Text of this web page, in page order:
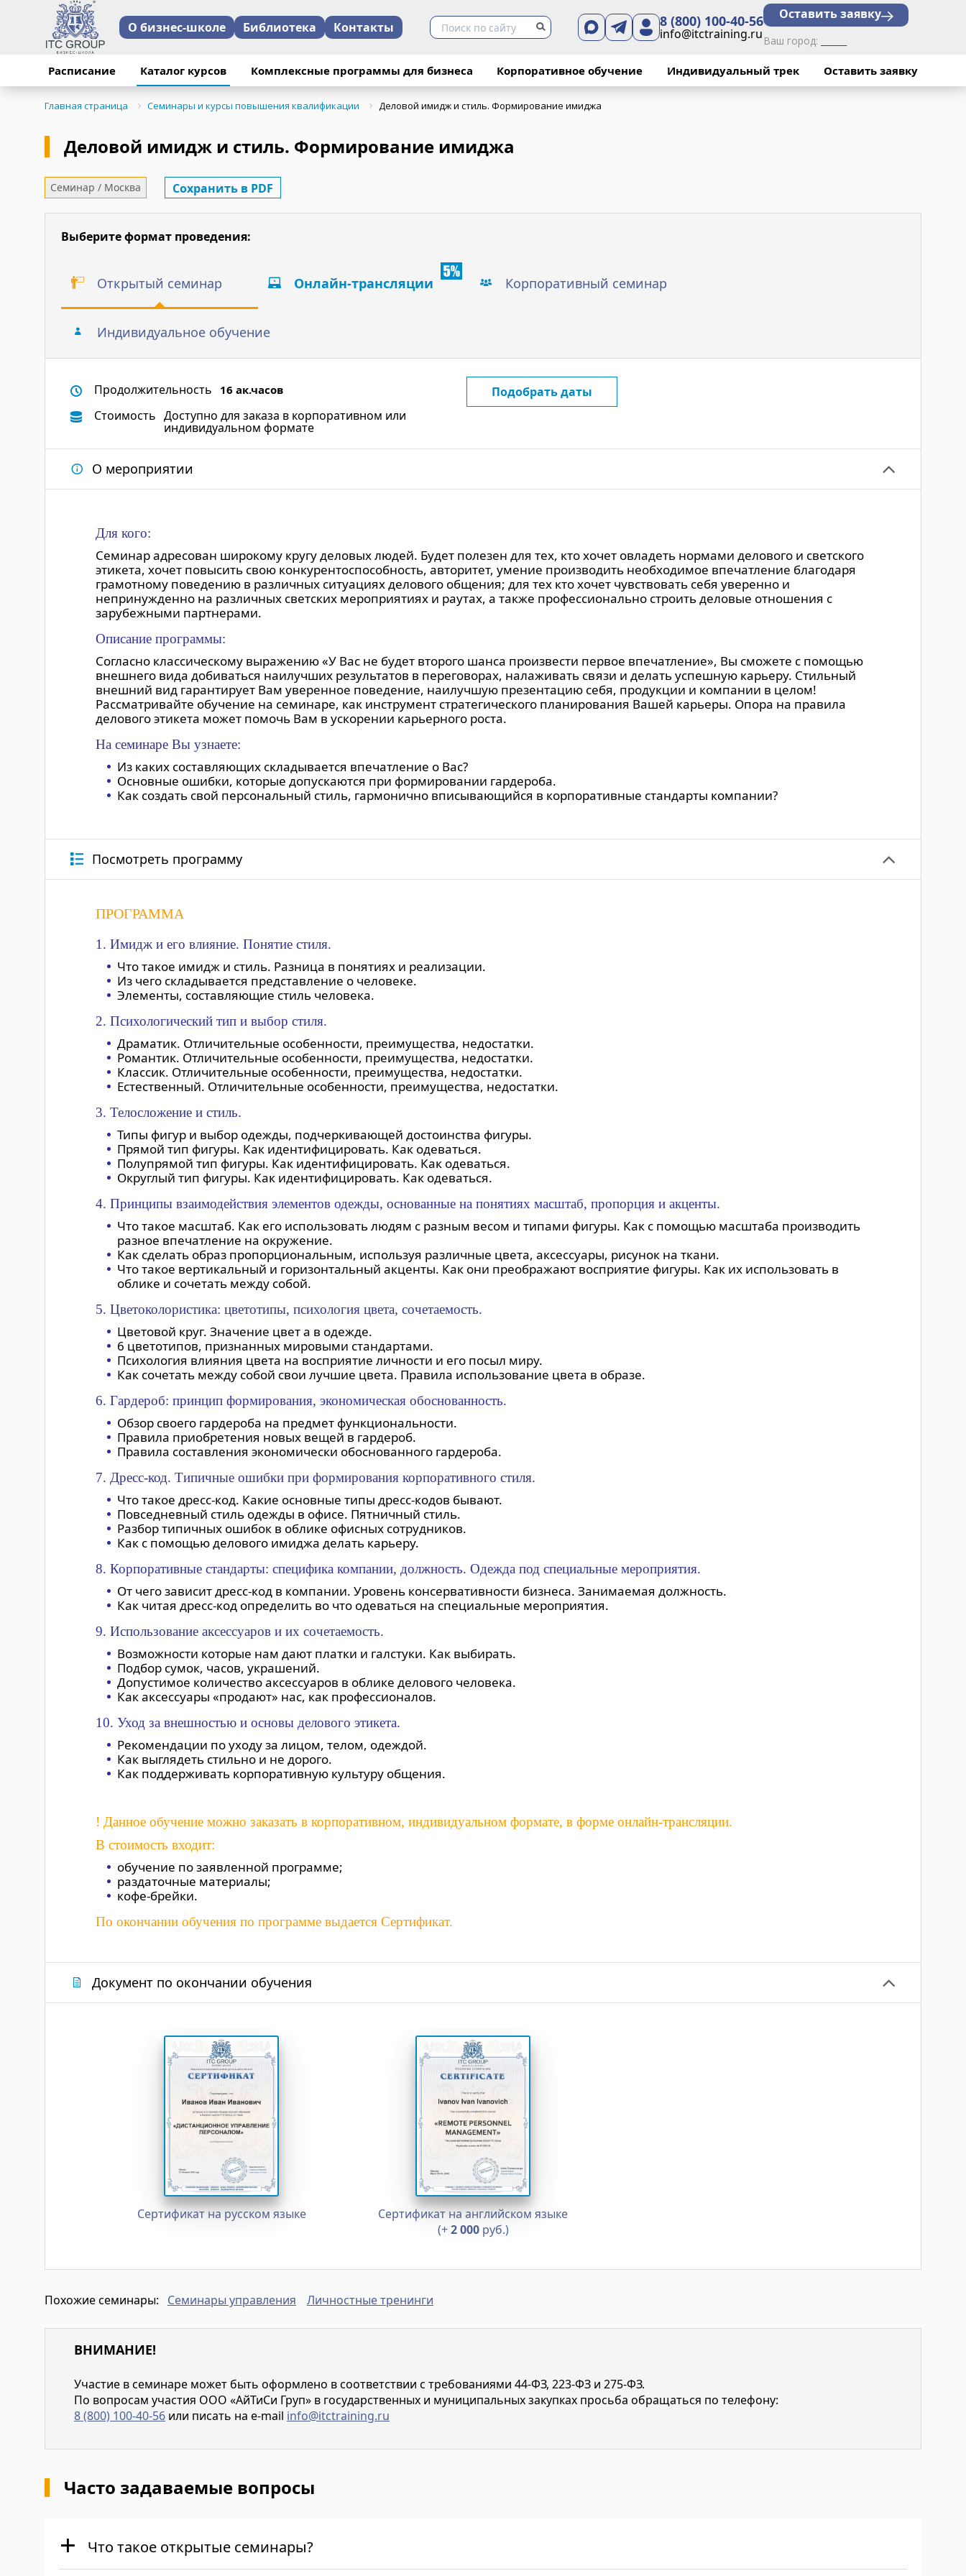
О бизнес-школе Библиотека Контакты 8 (800) 100-40-56
info@itctraining.ru
Оставить заявку
Ваш город:
Расписание Каталог курсов Комплексные программы для бизнеса Корпоративное обучение Индивидуальный трек Оставить заявку
Главная страница Семинары и курсы повышения квалификации Деловой имидж и стиль. Формирование имиджа
Деловой имидж и стиль. Формирование имиджа
Семинар / Москва Сохранить в PDF
Выберите формат проведения:
Открытый семинар Онлайн-трансляции Корпоративный семинар
Индивидуальное обучение
Продолжительность 16 ак.часов
Стоимость Доступно для заказа в корпоративном или
индивидуальном формате
Подобрать даты
О мероприятии
Для кого:
Семинар адресован широкому кругу деловых людей. Будет полезен для тех, кто хочет овладеть нормами делового и светского
этикета, хочет повысить свою конкурентоспособность, авторитет, умение производить необходимое впечатление благодаря
грамотному поведению в различных ситуациях делового общения; для тех кто хочет чувствовать себя уверенно и
непринужденно на различных светских мероприятиях и раутах, а также профессионально строить деловые отношения с
зарубежными партнерами.
Описание программы:
Согласно классическому выражению «У Вас не будет второго шанса произвести первое впечатление», Вы сможете с помощью
внешнего вида добиваться наилучших результатов в переговорах, налаживать связи и делать успешную карьеру. Стильный
внешний вид гарантирует Вам уверенное поведение, наилучшую презентацию себя, продукции и компании в целом!
Рассматривайте обучение на семинаре, как инструмент стратегического планирования Вашей карьеры. Опора на правила
делового этикета может помочь Вам в ускорении карьерного роста.
На семинаре Вы узнаете:
Из каких составляющих складывается впечатление о Вас?
Основные ошибки, которые допускаются при формировании гардероба.
Как создать свой персональный стиль, гармонично вписывающийся в корпоративные стандарты компании?
Посмотреть программу
ПРОГРАММА
1. Имидж и его влияние. Понятие стиля.
Что такое имидж и стиль. Разница в понятиях и реализации.
Из чего складывается представление о человеке.
Элементы, составляющие стиль человека.
2. Психологический тип и выбор стиля.
Драматик. Отличительные особенности, преимущества, недостатки.
Романтик. Отличительные особенности, преимущества, недостатки.
Классик. Отличительные особенности, преимущества, недостатки.
Естественный. Отличительные особенности, преимущества, недостатки.
3. Телосложение и стиль.
Типы фигур и выбор одежды, подчеркивающей достоинства фигуры.
Прямой тип фигуры. Как идентифицировать. Как одеваться.
Полупрямой тип фигуры. Как идентифицировать. Как одеваться.
Округлый тип фигуры. Как идентифицировать. Как одеваться.
4. Принципы взаимодействия элементов одежды, основанные на понятиях масштаб, пропорция и акценты.
Что такое масштаб. Как его использовать людям с разным весом и типами фигуры. Как с помощью масштаба производить
разное впечатление на окружение.
Как сделать образ пропорциональным, используя различные цвета, аксессуары, рисунок на ткани.
Что такое вертикальный и горизонтальный акценты. Как они преображают восприятие фигуры. Как их использовать в
облике и сочетать между собой.
5. Цветоколористика: цветотипы, психология цвета, сочетаемость.
Цветовой круг. Значение цвет а в одежде.
6 цветотипов, признанных мировыми стандартами.
Психология влияния цвета на восприятие личности и его посыл миру.
Как сочетать между собой свои лучшие цвета. Правила использование цвета в образе.
6. Гардероб: принцип формирования, экономическая обоснованность.
Обзор своего гардероба на предмет функциональности.
Правила приобретения новых вещей в гардероб.
Правила составления экономически обоснованного гардероба.
7. Дресс-код. Типичные ошибки при формирования корпоративного стиля.
Что такое дресс-код. Какие основные типы дресс-кодов бывают.
Повседневный стиль одежды в офисе. Пятничный стиль.
Разбор типичных ошибок в облике офисных сотрудников.
Как с помощью делового имиджа делать карьеру.
8. Корпоративные стандарты: специфика компании, должность. Одежда под специальные мероприятия.
От чего зависит дресс-код в компании. Уровень консервативности бизнеса. Занимаемая должность.
Как читая дресс-код определить во что одеваться на специальные мероприятия.
9. Использование аксессуаров и их сочетаемость.
Возможности которые нам дают платки и галстуки. Как выбирать.
Подбор сумок, часов, украшений.
Допустимое количество аксессуаров в облике делового человека.
Как аксессуары «продают» нас, как профессионалов.
10. Уход за внешностью и основы делового этикета.
Рекомендации по уходу за лицом, телом, одеждой.
Как выглядеть стильно и не дорого.
Как поддерживать корпоративную культуру общения.
! Данное обучение можно заказать в корпоративном, индивидуальном формате, в форме онлайн-трансляции.
В стоимость входит:
обучение по заявленной программе;
раздаточные материалы;
кофе-брейки.
По окончании обучения по программе выдается Сертификат.
Документ по окончании обучения
Сертификат на русском языке
Сертификат на английском языке
(+2 000руб.)
Похожие семинары: Семинары управления Личностные тренинги
ВНИМАНИЕ!
Участие в семинаре может быть оформлено в соответствии с требованиями 44-ФЗ, 223-ФЗ и 275-ФЗ.
По вопросам участия ООО «АйТиСи Груп» в государственных и муниципальных закупках просьба обращаться по телефону:
8 (800) 100-40-56 или писать на e-mail info@itctraining.ru
Часто задаваемые вопросы
Что такое открытые семинары?